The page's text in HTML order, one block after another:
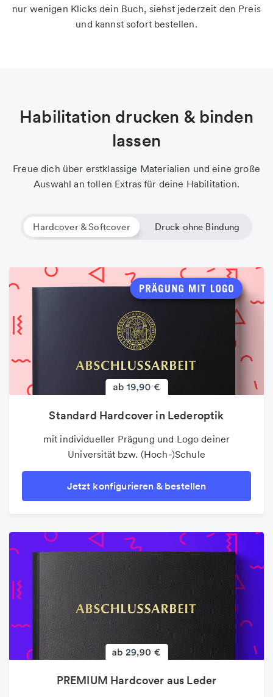
nur wenigen Klicks dein Buch, siehst jederzeit den Preis
und kannst sofort bestellen.
Habilitation drucken & binden
lassen
Freue dich über erstklassige Materialien und eine große
Auswahl an tollen Extras für deine Habilitation.
Hardcover & Softcover Druck ohne Bindung
Standard Hardcover in Lederoptik
mit individueller Prägung und Logo deiner
Universität bzw. (Hoch-)Schule
Jetzt konfigurieren & bestellen
PREMIUM Hardcover aus Leder
Einzelblätter drucken (Loseblatt)
ungebundenen Einzelseiten in Schwarzweiß und
Farbe drucken
Jetzt konfigurieren & bestellen